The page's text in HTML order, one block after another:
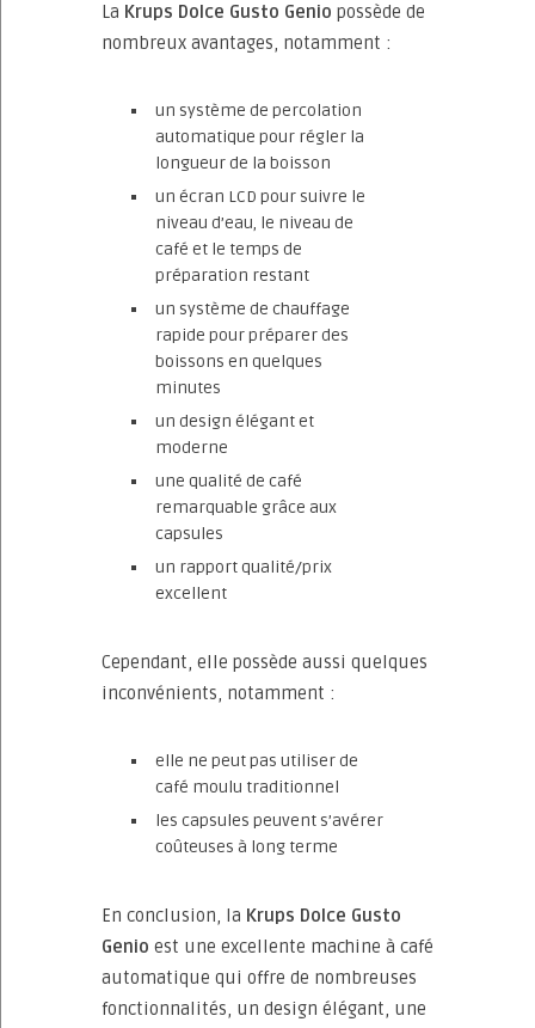
La Krups Dolce Gusto Genio possède de
nombreux avantages, notamment :
un système de percolation
automatique pour régler la
longueur de la boisson
un écran LCD pour suivre le
niveau d’eau, le niveau de
café et le temps de
préparation restant
un système de chauffage
rapide pour préparer des
boissons en quelques
minutes
un design élégant et
moderne
une qualité de café
remarquable grâce aux
capsules
un rapport qualité/prix
excellent
Cependant, elle possède aussi quelques
inconvénients, notamment :
elle ne peut pas utiliser de
café moulu traditionnel
les capsules peuvent s’avérer
coûteuses à long terme
En conclusion, la Krups Dolce Gusto
Genio est une excellente machine à café
automatique qui offre de nombreuses
fonctionnalités, un design élégant, une